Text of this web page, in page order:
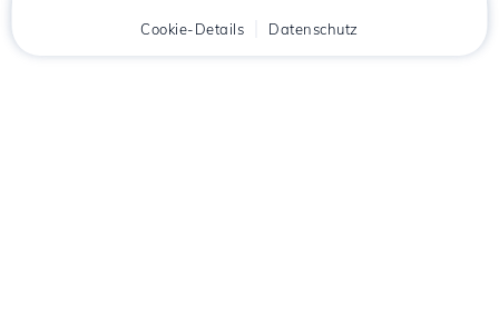
Cookie-Details Datenschutz
Kunde Warenkorb Chat